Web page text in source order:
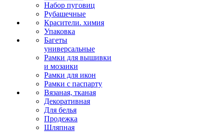
Набор пуговиц
Рубашечные
Красители. химия
Упаковка
Багеты
универсальные
Рамки для вышивки
и мозаики
Рамки для икон
Рамки с паспарту
Вязаная, тканая
Декоративная
Для белья
Продежка
Шляпная